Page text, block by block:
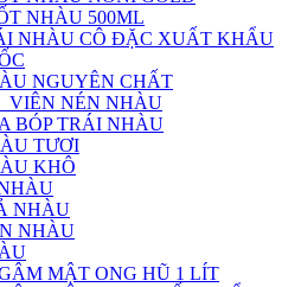
NHÀU 500ML
NHÀU CÔ ĐẶC XUẤT KHẨU
NGUYÊN CHẤT
NÉN NHÀU
BÓP TRÁI NHÀU
TƯƠI
KHÔ
NHÀU
NHÀU
MẬT ONG HŨ 1 LÍT